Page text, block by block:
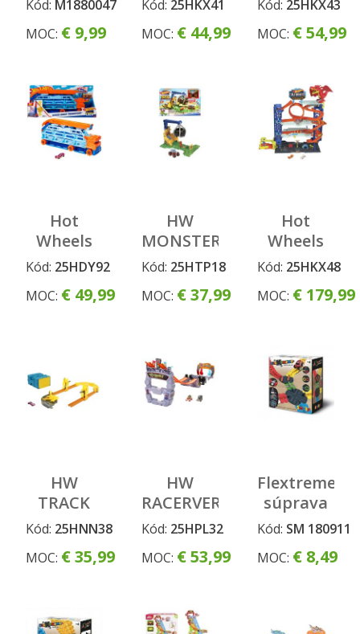
Kód: M1880047
MOC: € 9,99
hasičská
slučkou
Kód: 25HKX41
MOC: € 44,99
veža
Kód: 25HKX43
MOC: € 54,99
Hot
Wheels
ťahač s
dráhou
Kód: 25HDY92
MOC: € 49,99
HW
MONSTER
TRUCKS
VÝZVA
HERNÝ
SET
Kód: 25HTP18
MOC: € 37,99
Hot
Wheels
city garáž
Kód: 25HKX48
MOC: € 179,99
HW
TRACK
BUILDER
BOXÍKU
Kód: 25HNN38
MOC: € 35,99
HW
RACERVERSE
STAR
ZÁVODNÁ
Kód: 25HPL32
MOC: € 53,99
Flextreme
súprava
križovatka
výhybka
Kód: SM 180911
MOC: € 8,49